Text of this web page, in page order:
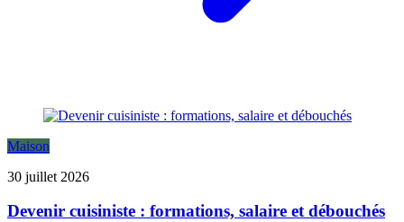
Maison
30 juillet 2026
Devenir cuisiniste : formations, salaire et débouchés